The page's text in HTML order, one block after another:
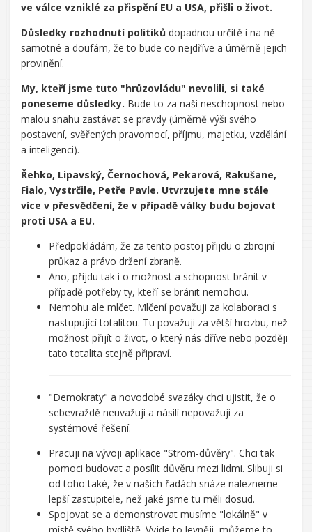
ve válce vzniklé za přispění EU a USA, přišli o život.
Důsledky rozhodnutí politiků dopadnou určitě i na ně
samotné a doufám, že to bude co nejdříve a úměrně jejich
provinění.
My, kteří jsme tuto "hrůzovládu" nevolili, si také
poneseme důsledky. Bude to za naši neschopnost nebo
malou snahu zastávat se pravdy (úměrně výši svého
postavení, svěřených pravomocí, příjmu, majetku, vzdělání
a inteligenci).
Řehko, Lipavský, Černochová, Pekarová, Rakušane,
Fialo, Vystrčile, Petře Pavle. Utvrzujete mne stále
více v přesvědčení, že v případě války budu bojovat
proti USA a EU.
Předpokládám, že za tento postoj přijdu o zbrojní
průkaz a právo držení zbraně.
Ano, přijdu tak i o možnost a schopnost bránit v
případě potřeby ty, kteří se bránit nemohou.
Nemohu ale mlčet. Mlčení považuji za kolaboraci s
nastupující totalitou. Tu považuji za větší hrozbu, než
možnost přijít o život, o který nás dříve nebo později
tato totalita stejně připraví.
"Demokraty" a novodobé svazáky chci ujistit, že o
sebevraždě neuvažuji a násilí nepovažuji za
systémové řešení.
Pracuji na vývoji aplikace "Strom-důvěry". Chci tak
pomoci budovat a posílit důvěru mezi lidmi. Slibuji si
od toho také, že v našich řadách snáze nalezneme
lepší zastupitele, než jaké jsme tu měli dosud.
Spojovat se a demonstrovat musíme "lokálně" v